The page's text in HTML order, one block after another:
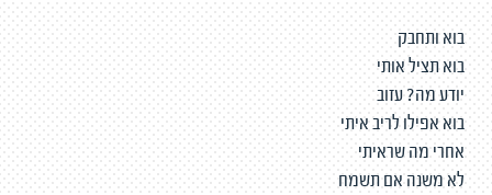
בוא ותחבק
בוא תציל אותי
יודע מה? עזוב
בוא אפילו לריב איתי
אחרי מה שראיתי
לא משנה אם תשמח